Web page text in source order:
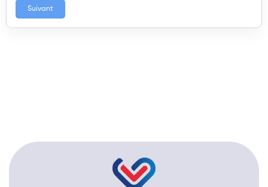
Suivant